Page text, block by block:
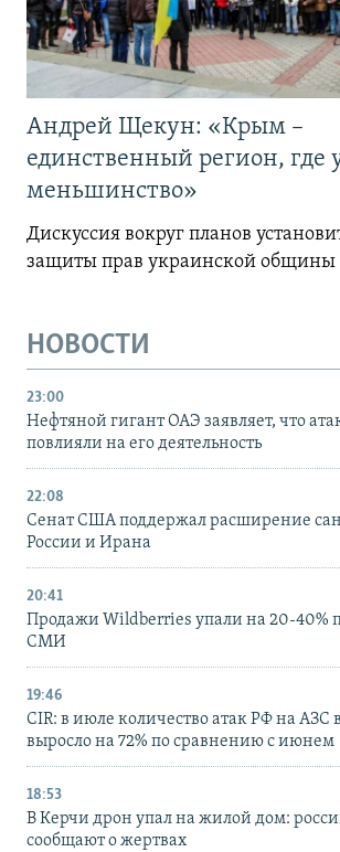
Андрей Щекун: «Крым –
единственный регион, где
меньшинство»
Дискуссия вокруг планов
защиты прав украинской
НОВОСТИ
23:00
Нефтяной гигант ОАЭ заявляет, что
повлияли на его деятельность
22:08
Сенат США поддержал расширение
России и Ирана
20:41
Продажи Wildberries упали на 20-40%
СМИ
19:46
CIR: в июле количество атак РФ на АЗС
выросло на 72% по сравнению с июнем
18:53
В Керчи дрон упал на жилой дом:
сообщают о жертвах